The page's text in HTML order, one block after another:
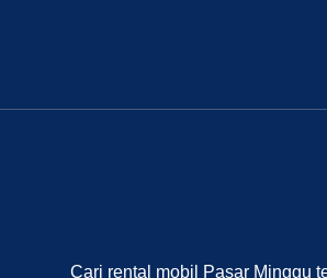
Cari rental mobil Pasar Minggu